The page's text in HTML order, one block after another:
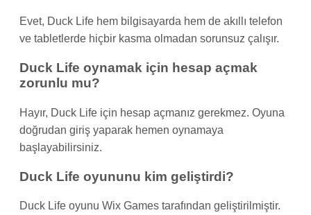
Evet, Duck Life hem bilgisayarda hem de akıllı telefon
ve tabletlerde hiçbir kasma olmadan sorunsuz çalışır.
Duck Life oynamak için hesap açmak
zorunlu mu?
Hayır, Duck Life için hesap açmanız gerekmez. Oyuna
doğrudan giriş yaparak hemen oynamaya
başlayabilirsiniz.
Duck Life oyununu kim geliştirdi?
Duck Life oyunu Wix Games tarafından geliştirilmiştir.